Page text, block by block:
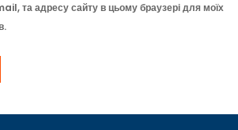
та адресу сайту в цьому браузері для моїх